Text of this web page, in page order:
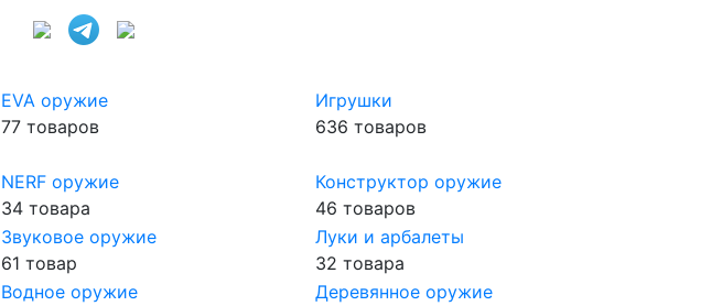
EVA оружие
77 товаров
Игрушки
636 товаров
NERF оружие
34 товара
Конструктор оружие
46 товаров
Звуковое оружие
61 товар
Луки и арбалеты
32 товара
Водное оружие
Деревянное оружие